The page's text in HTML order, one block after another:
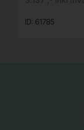
ID: 61785